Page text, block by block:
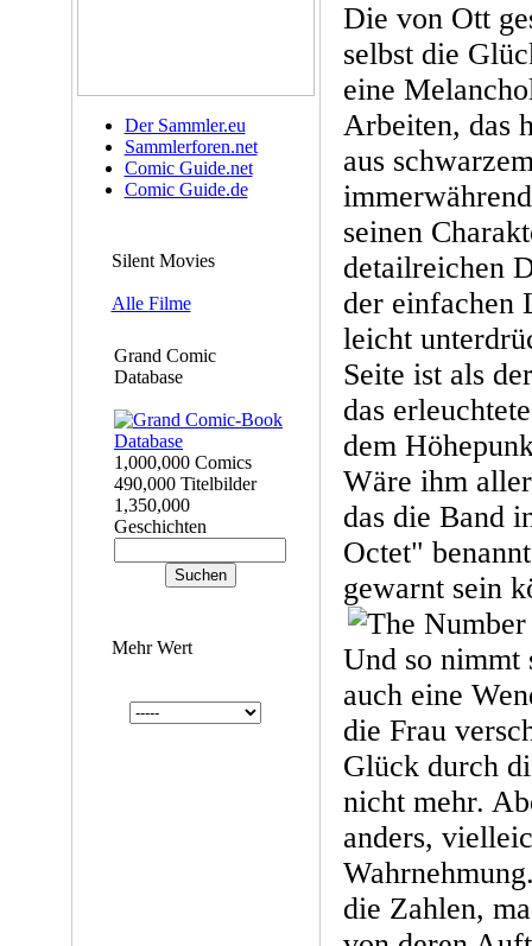
Der Sammler.eu
Sammlerforen.net
Comic Guide.net
Comic Guide.de
Silent Movies
Alle Filme
Grand Comic
Database
1,000,000 Comics
490,000 Titelbilder
1,350,000
Geschichten
Mehr Wert
Die von Ott
selbst die
eine
Arbeiten, das
aus
seinen
detailreichen
der einfachen
leicht
Seite ist als
das
dem
Wäre ihm
das die Band
Octet"
gewarnt sein
Und so nimmt
auch eine
die Frau
Glück durch
nicht mehr.
anders,
die Zahlen,